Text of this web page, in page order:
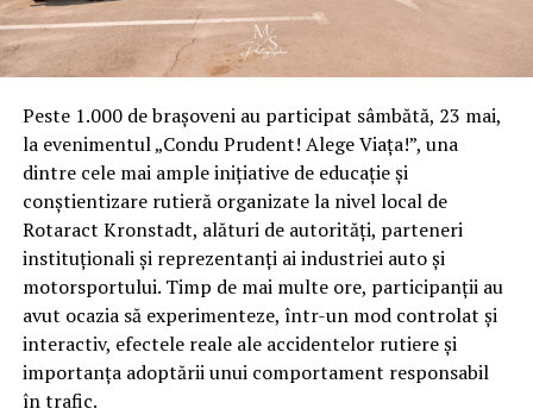
Peste 1.000 de brașoveni au participat sâmbătă, 23 mai,
la evenimentul „Condu Prudent! Alege Viața!”, una
dintre cele mai ample inițiative de educație și
conștientizare rutieră organizate la nivel local de
Rotaract Kronstadt, alături de autorități, parteneri
instituționali și reprezentanți ai industriei auto și
motorsportului. Timp de mai multe ore, participanții au
avut ocazia să experimenteze, într-un mod controlat și
interactiv, efectele reale ale accidentelor rutiere și
importanța adoptării unui comportament responsabil
în trafic.